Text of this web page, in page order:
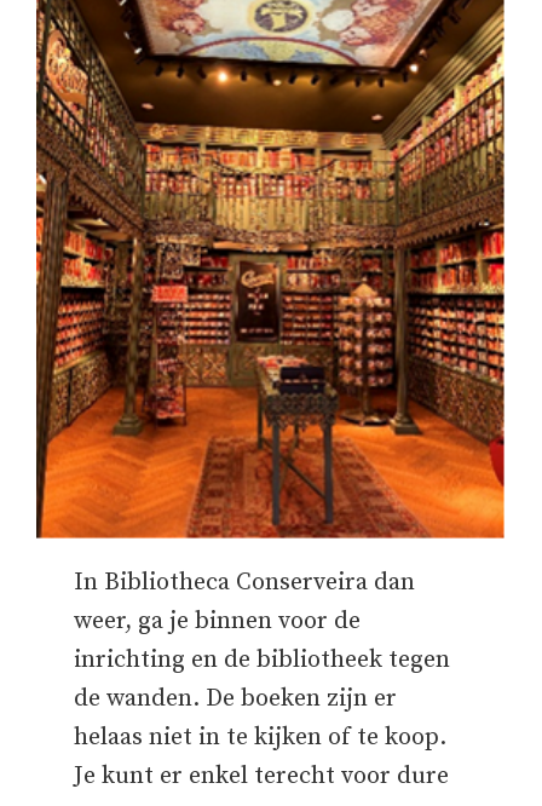
In Bibliotheca Conserveira dan
weer, ga je binnen voor de
inrichting en de bibliotheek tegen
de wanden. De boeken zijn er
helaas niet in te kijken of te koop.
Je kunt er enkel terecht voor dure